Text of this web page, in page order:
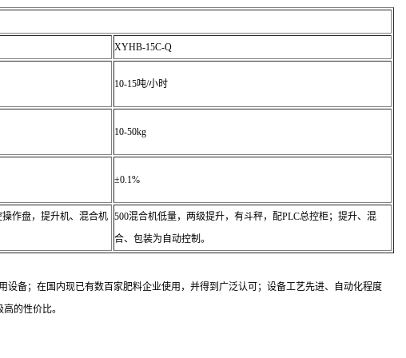
XYHB-15C-Q
10-15吨/小时
10-50kg
±0.1%
作盘，提升机、混合机 500混合机低量，两级提升，有斗秤，配PLC总控柜；提升、混
合、包装为自动控制。
备；在国内现已有数百家肥料企业使用，并得到广泛认可；设备工艺先进、自动化程度
的性价比。